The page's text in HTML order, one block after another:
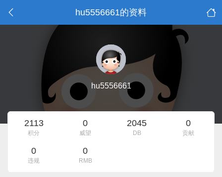
hu5556661的资料
hu5556661
2113
积分
0
威望
2045
DB
0
贡献
0
违规
0
RMB